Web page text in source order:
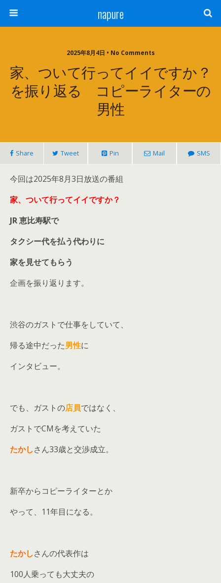
napure
2025年8月4日 • No Comments
家、ついて行ってイイですか？
を振り返る コピーライターの
男性
Share Tweet Pin Mail SMS
今回は2025年8月3日放送の番組
家、ついて行ってイイですか？
JR 恵比寿駅で
タクシー代を払う代わりに
家を見せてもらう
企画を振り返ります。
渋谷のガストで仕事をしていて、
帰る途中だった男性に
インタビュー。
でも、ガストの店員ではなく、
ガストでCMを考えていた
たかしさん33歳と交渉成立。
新卒からコピーライターとか
やって、11年目になる。
たかしさんの代表作は
100人乗っても大丈夫の